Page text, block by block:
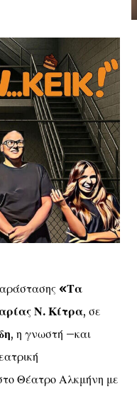
«Τα
Ν. Κίτρα, σε
, η γνωστή –και
Θέατρο Αλκμήνη με